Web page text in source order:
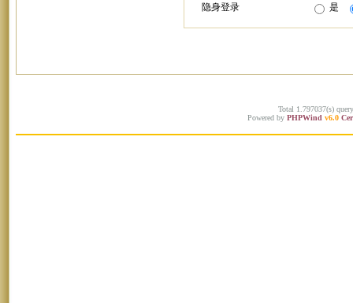
隐身登录 是
Total 1.797037(s)
Powered by PHPWind v6.0